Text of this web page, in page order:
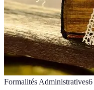
Formalités Administratives6